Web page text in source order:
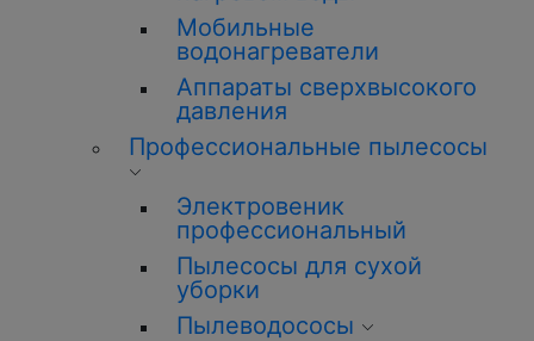
Мобильные
водонагреватели
Аппараты сверхвысокого
давления
Профессиональные пылесосы
Электровеник
профессиональный
Пылесосы для сухой
уборки
Пылеводососы